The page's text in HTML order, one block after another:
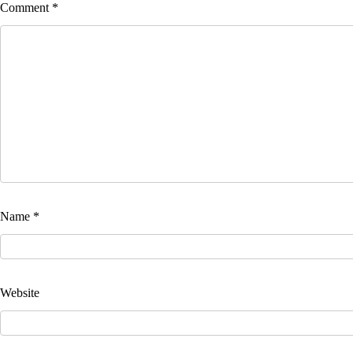
Comment *
Name *
Website